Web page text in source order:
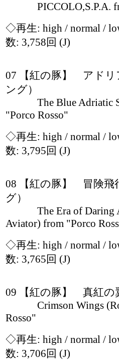
PICCOLO,S.P.A.
◇再生: high / normal /
数: 3,758回 (J)
07 【紅の豚】 アドリ
ング）
The Blue Adriatic
"Porco Rosso"
◇再生: high / normal /
数: 3,795回 (J)
08 【紅の豚】 冒険飛
グ）
The Era of Daring
Aviator) from "Porco
◇再生: high / normal /
数: 3,765回 (J)
09 【紅の豚】 真紅の
Crimson Wings
Rosso"
◇再生: high / normal /
数: 3,706回 (J)